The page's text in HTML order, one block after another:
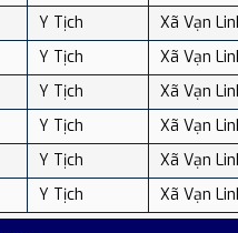
Y Tịch
Xã Vạn
Y Tịch
Xã Vạn
Y Tịch
Xã Vạn
Y Tịch
Xã Vạn
Y Tịch
Xã Vạn
Y Tịch Xã Vạn